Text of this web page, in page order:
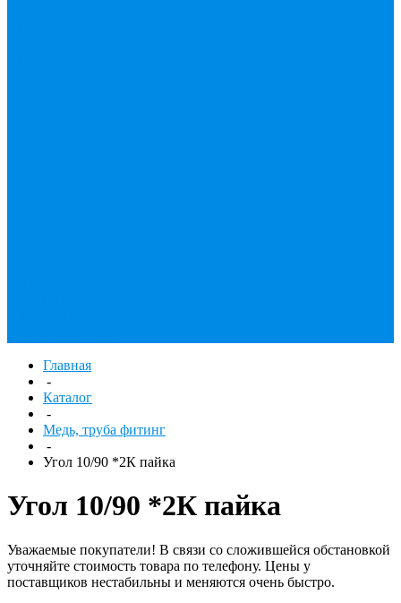
Главная
-
Каталог
-
Медь, труба фитинг
-
Угол 10/90 *2К пайка
Угол 10/90 *2К пайка
Уважаемые покупатели! В связи со сложившейся обстановкой
уточняйте стоимость товара по телефону. Цены у
поставщиков нестабильны и меняются очень быстро.